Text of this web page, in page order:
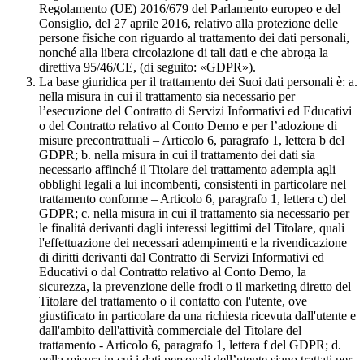
Regolamento (UE) 2016/679 del Parlamento europeo e del
Consiglio, del 27 aprile 2016, relativo alla protezione delle
persone fisiche con riguardo al trattamento dei dati personali,
nonché alla libera circolazione di tali dati e che abroga la
direttiva 95/46/CE, (di seguito: «GDPR»).
La base giuridica per il trattamento dei Suoi dati personali è: a.
nella misura in cui il trattamento sia necessario per
l’esecuzione del Contratto di Servizi Informativi ed Educativi
o del Contratto relativo al Conto Demo e per l’adozione di
misure precontrattuali – Articolo 6, paragrafo 1, lettera b del
GDPR; b. nella misura in cui il trattamento dei dati sia
necessario affinché il Titolare del trattamento adempia agli
obblighi legali a lui incombenti, consistenti in particolare nel
trattamento conforme – Articolo 6, paragrafo 1, lettera c) del
GDPR; c. nella misura in cui il trattamento sia necessario per
le finalità derivanti dagli interessi legittimi del Titolare, quali
l'effettuazione dei necessari adempimenti e la rivendicazione
di diritti derivanti dal Contratto di Servizi Informativi ed
Educativi o dal Contratto relativo al Conto Demo, la
sicurezza, la prevenzione delle frodi o il marketing diretto del
Titolare del trattamento o il contatto con l'utente, ove
giustificato in particolare da una richiesta ricevuta dall'utente e
dall'ambito dell'attività commerciale del Titolare del
trattamento - Articolo 6, paragrafo 1, lettera f del GDPR; d.